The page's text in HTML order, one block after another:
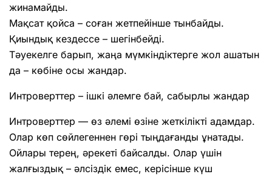
жинамайды.
Мақсат қойса – соған жетпейінше тынбайды.
Қиындық кездессе – шегінбейді.
Тәуекелге барып, жаңа мүмкіндіктерге жол ашатын
да – көбіне осы жандар.
Интроверттер – ішкі әлемге бай, сабырлы жандар
Интроверттер — өз әлемі өзіне жеткілікті адамдар.
Олар көп сөйлегеннен гөрі тыңдағанды ұнатады.
Ойлары терең, әрекеті байсалды. Олар үшін
жалғыздық – әлсіздік емес, керісінше күш